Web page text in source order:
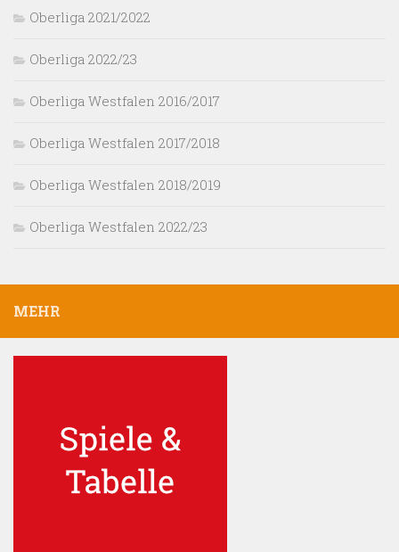
Oberliga 2021/2022
Oberliga 2022/23
Oberliga Westfalen 2016/2017
Oberliga Westfalen 2017/2018
Oberliga Westfalen 2018/2019
Oberliga Westfalen 2022/23
MEHR